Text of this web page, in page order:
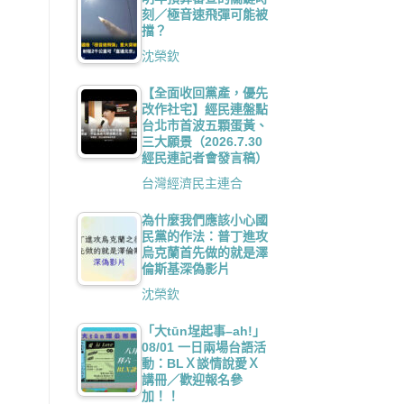
刻／極音速飛彈可能被
擋？
沈榮欽
【全面收回黨產，優先
改作社宅】經民連盤點
台北市首波五顆蛋黃、
三大願景（2026.7.30
經民連記者會發言稿）
台灣經濟民主連合
為什麼我們應該小心國
民黨的作法：普丁進攻
烏克蘭首先做的就是澤
倫斯基深偽影片
沈榮欽
「大tūn埕起事–ah!」
08/01 一日兩場台語活
動：BLＸ談情說愛Ｘ
講冊／歡迎報名參
加！！